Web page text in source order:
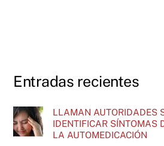
Entradas recientes
LLAMAN AUTORIDADES
IDENTIFICAR SÍNTOMAS
LA AUTOMEDICACIÓN